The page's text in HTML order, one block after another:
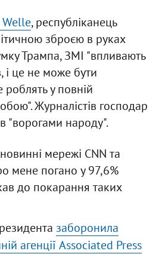
, республіканець
зброєю в руках
Трампа, ЗМІ "впливають
і це не може бути
у повній
Журналістів господар
"ворогами народу".
мережі CNN та
мене погано у 97,6%
до покарання таких
заборонила
агенції Associated Press